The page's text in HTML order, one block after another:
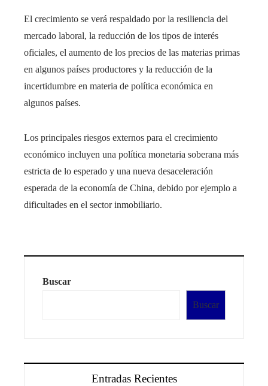
El crecimiento se verá respaldado por la resiliencia del
mercado laboral, la reducción de los tipos de interés
oficiales, el aumento de los precios de las materias primas
en algunos países productores y la reducción de la
incertidumbre en materia de política económica en
algunos países.
Los principales riesgos externos para el crecimiento
económico incluyen una política monetaria soberana más
estricta de lo esperado y una nueva desaceleración
esperada de la economía de China, debido por ejemplo a
dificultades en el sector inmobiliario.
Buscar
Buscar
Entradas Recientes